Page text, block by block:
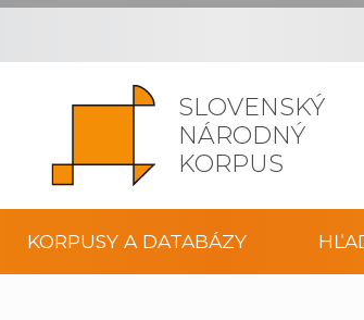
SLOVENSKÝ
NÁRODNÝ
KORPUS
KORPUSY A DATABÁZY